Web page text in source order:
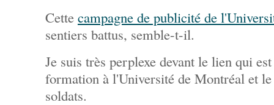
Cette campagne de publicité de
sentiers battus, semble-t-il.
Je suis très perplexe devant le lien qui
formation à l'Université de Montréal et le
soldats.